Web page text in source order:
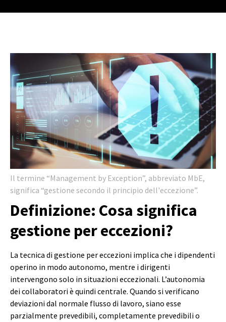
Il termine “Management by Exception”, abbreviato MbE,
significa “gestione secondo il principio dell'eccezione”.
Definizione: Cosa significa
gestione per eccezioni?
La tecnica di gestione per eccezioni implica che i dipendenti
operino in modo autonomo, mentre i dirigenti
intervengono solo in situazioni eccezionali. L’autonomia
dei collaboratori è quindi centrale. Quando si verificano
deviazioni dal normale flusso di lavoro, siano esse
parzialmente prevedibili, completamente prevedibili o